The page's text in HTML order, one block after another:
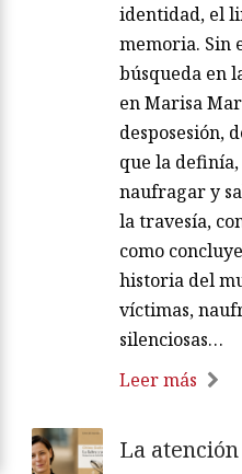
identidad, el
memoria. Sin
búsqueda en
en Marisa
desposesión,
que la
naufragar y
la travesía,
como
historia del
víctimas,
silenciosas…
Leer más
La